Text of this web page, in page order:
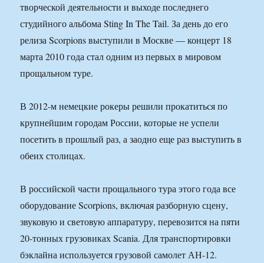
творческой деятельности и выходе последнего
студийного альбома Sting In The Tail. За день до его
релиза Scorpions выступили в Москве — концерт 18
марта 2010 года стал одним из первых в мировом
прощальном туре.
В 2012-м немецкие рокеры решили прокатиться по
крупнейшим городам России, которые не успели
посетить в прошлый раз, а заодно еще раз выступить в
обеих столицах.
В российской части прощального тура этого года все
оборудование Scorpions, включая разборную сцену,
звуковую и световую аппаратуру, перевозится на пяти
20-тонных грузовиках Scania. Для транспортировки
бэклайна используется грузовой самолет АН-12.